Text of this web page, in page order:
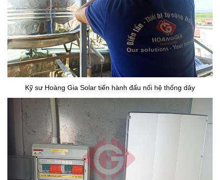
Kỹ sư Hoàng Gia Solar tiến hành đấu nối hệ thống dây